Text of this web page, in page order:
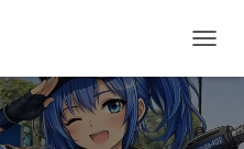
ビ
ー
シ